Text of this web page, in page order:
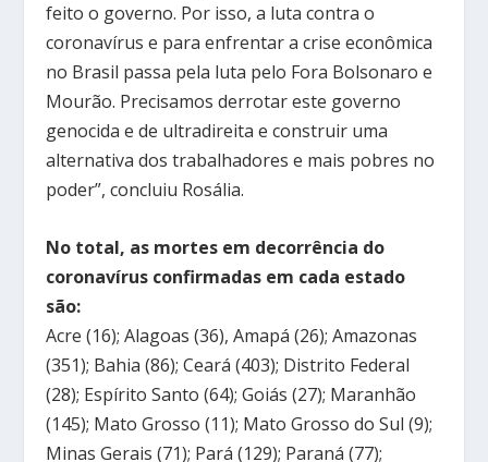
feito o governo. Por isso, a luta contra o
coronavírus e para enfrentar a crise econômica
no Brasil passa pela luta pelo Fora Bolsonaro e
Mourão. Precisamos derrotar este governo
genocida e de ultradireita e construir uma
alternativa dos trabalhadores e mais pobres no
poder”, concluiu Rosália.
No total, as mortes em decorrência do
coronavírus confirmadas em cada estado
são:
Acre (16); Alagoas (36), Amapá (26); Amazonas
(351); Bahia (86); Ceará (403); Distrito Federal
(28); Espírito Santo (64); Goiás (27); Maranhão
(145); Mato Grosso (11); Mato Grosso do Sul (9);
Minas Gerais (71); Pará (129); Paraná (77);